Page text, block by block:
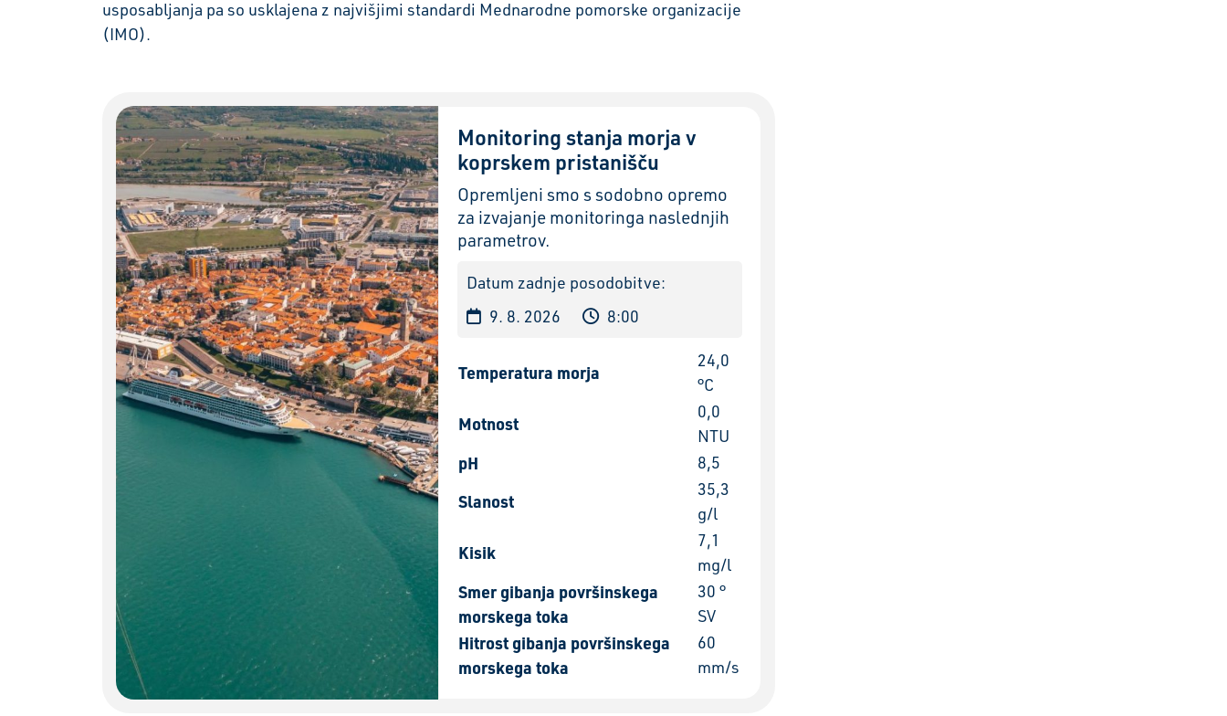
usposabljanja pa so usklajena z najvišjimi standardi Mednarodne pomorske organizacije
(IMO).
Monitoring stanja morja v
koprskem pristanišču
Opremljeni smo s sodobno opremo
za izvajanje monitoringa naslednjih
parametrov.
Datum zadnje posodobitve:
9. 8. 2026
8:00
Temperatura morja
24,0
°C
Motnost
0,0
NTU
pH 8,5
Slanost
35,3
g/l
Kisik
7,1
mg/l
Smer gibanja površinskega
morskega toka
30 °
SV
Hitrost gibanja površinskega
morskega toka
60
mm/s